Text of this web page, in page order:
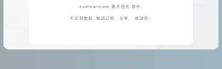
summermoon 夏月韶光 製作,
不定期更新, 敬請訂閱、分享。 感謝您~